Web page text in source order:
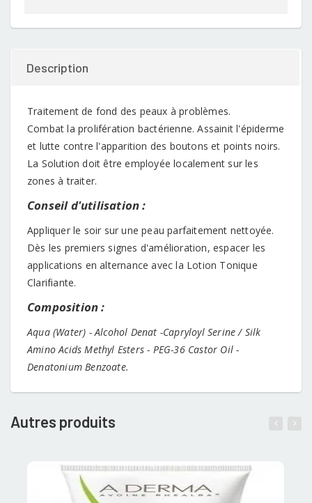
Description
Traitement de fond des peaux à problèmes.
Combat la prolifération bactérienne. Assainit l'épiderme
et lutte contre l'apparition des boutons et points noirs.
La Solution doit être employée localement sur les
zones à traiter.
Conseil d'utilisation :
Appliquer le soir sur une peau parfaitement nettoyée.
Dès les premiers signes d'amélioration, espacer les
applications en alternance avec la Lotion Tonique
Clarifiante.
Composition :
Aqua (Water) - Alcohol Denat -Capryloyl Serine / Silk
Amino Acids Methyl Esters - PEG-36 Castor Oil -
Denatonium Benzoate.
Autres produits